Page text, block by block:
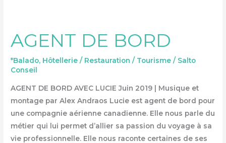
AGENT DE BORD
*Balado, Hôtellerie / Restauration / Tourisme / Salto
Conseil
AGENT DE BORD AVEC LUCIE Juin 2019 | Musique et
montage par Alex Andraos Lucie est agent de bord pour
une compagnie aérienne canadienne. Elle nous parle du
métier qui lui permet d’allier sa passion du voyage à sa
vie professionnelle. Elle nous raconte certaines de ses
BORD